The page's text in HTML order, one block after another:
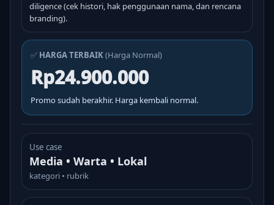
diligence (cek histori, hak penggunaan nama, dan rencana
branding).
✅ HARGA TERBAIK(Harga Normal)
Rp24.900.000
Promo sudah berakhir. Harga kembali normal.
Use case
Media • Warta • Lokal
kategori • rubrik